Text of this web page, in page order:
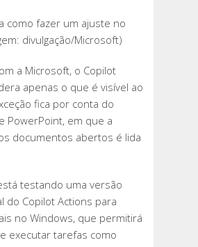
como fazer um ajuste no
divulgação/Microsoft)
a Microsoft, o Copilot
apenas o que é visível ao
fica por conta do
PowerPoint, em que a
documentos abertos é lida
testando uma versão
do Copilot Actions para
no Windows, que permitirá
executar tarefas como